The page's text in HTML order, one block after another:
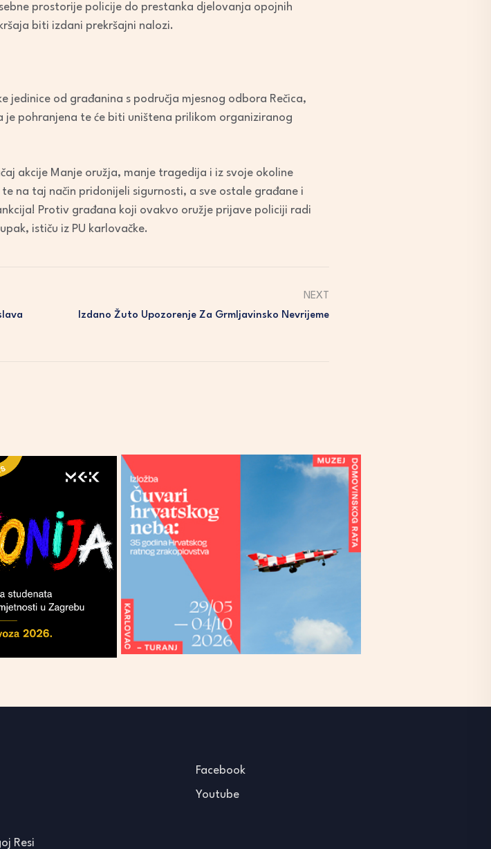
prostorije policije do prestanka djelovanja opojnih
biti izdani prekršajni nalozi.
jedinice od građanina s područja mjesnog odbora Rečica,
pohranjena te će biti uništena prilikom organiziranog
akcije Manje oružja, manje tragedija i iz svoje okoline
na taj način pridonijeli sigurnosti, a sve ostale građane i
Protiv građana koji ovakvo oružje prijave policiji radi
ističu iz PU karlovačke.
NEXT
Izdano Žuto Upozorenje Za Grmljavinsko Nevrijeme
Resi
Facebook
Youtube